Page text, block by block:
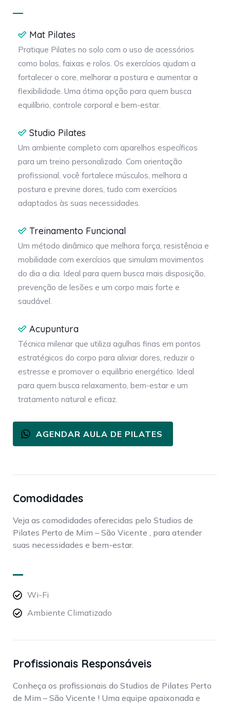
Mat Pilates
Pratique Pilates no solo com o uso de acessórios
como bolas, faixas e rolos. Os exercícios ajudam a
fortalecer o core, melhorar a postura e aumentar a
flexibilidade. Uma ótima opção para quem busca
equilíbrio, controle corporal e bem-estar.
Studio Pilates
Um ambiente completo com aparelhos específicos
para um treino personalizado. Com orientação
profissional, você fortalece músculos, melhora a
postura e previne dores, tudo com exercícios
adaptados às suas necessidades.
Treinamento Funcional
Um método dinâmico que melhora força, resistência e
mobilidade com exercícios que simulam movimentos
do dia a dia. Ideal para quem busca mais disposição,
prevenção de lesões e um corpo mais forte e
saudável.
Acupuntura
Técnica milenar que utiliza agulhas finas em pontos
estratégicos do corpo para aliviar dores, reduzir o
estresse e promover o equilíbrio energético. Ideal
para quem busca relaxamento, bem-estar e um
tratamento natural e eficaz.
AGENDAR AULA DE PILATES
Comodidades
Veja as comodidades oferecidas pelo Studios de
Pilates Perto de Mim – São Vicente , para atender
suas necessidades e bem-estar.
Wi-Fi
Ambiente Climatizado
Profissionais Responsáveis
Conheça os profissionais do Studios de Pilates Perto
de Mim – São Vicente ! Uma equipe apaixonada e